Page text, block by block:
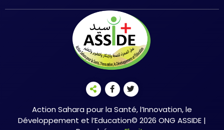
Action Sahara pour la Santé, l’Innovation, le
Développement et l’Education© 2026 ONG ASSIDE |